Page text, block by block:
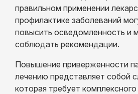
правильном применении
профилактике заболеваний
повысить осведомленность и
соблюдать рекомендации.
Повышение приверженности
лечению представляет собой
которая требует